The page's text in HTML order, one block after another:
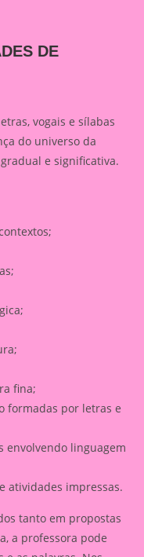
DE
vogais e sílabas
do universo da
e significativa.
fina;
formadas por letras e
envolvendo linguagem
atividades impressas.
tanto em propostas
a professora pode